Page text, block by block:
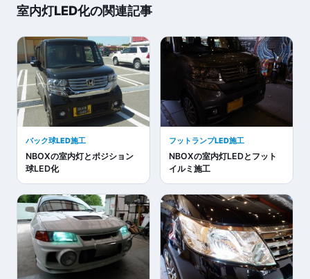
室内灯LED化の関連記事
バック球LED施工
NBOXの室内灯とポジション
球LED化
フットランプLED施工
NBOXの室内灯LEDとフット
イルミ施工